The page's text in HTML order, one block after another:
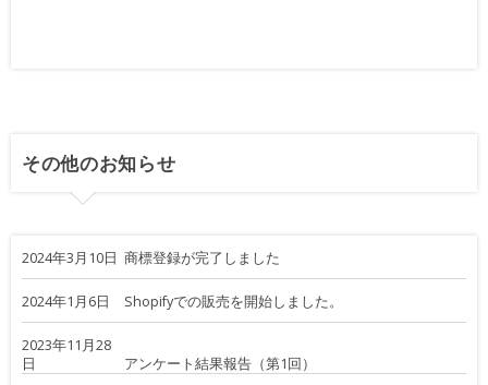
その他のお知らせ
2024年3月10日 商標登録が完了しました
2024年1月6日 Shopifyでの販売を開始しました。
2023年11月28
日
アンケート結果報告（第1回）